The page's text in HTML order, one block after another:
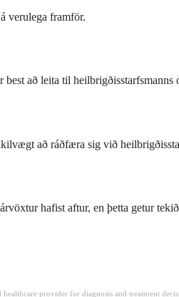
verulega framför.
að leita til heilbrigðisstarfsmanns
að ráðfæra sig við
hafist aftur, en þetta getur
provider for diagnosis and treatment